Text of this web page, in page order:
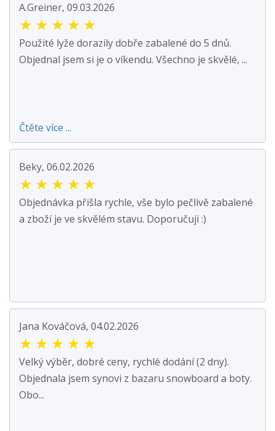
A.Greiner, 09.03.2026
★ ★ ★ ★ ★
Použité lyže dorazily dobře zabalené do 5 dnů.
Objednal jsem si je o víkendu. Všechno je skvělé, ...
Čtěte více ...
Beky, 06.02.2026
★ ★ ★ ★ ★
Objednávka přišla rychle, vše bylo pečlivě zabalené
a zboží je ve skvělém stavu. Doporučuji :)
Jana Kováčová, 04.02.2026
★ ★ ★ ★ ★
Velký výběr, dobré ceny, rychlé dodání (2 dny).
Objednala jsem synovi z bazaru snowboard a boty.
Obo...